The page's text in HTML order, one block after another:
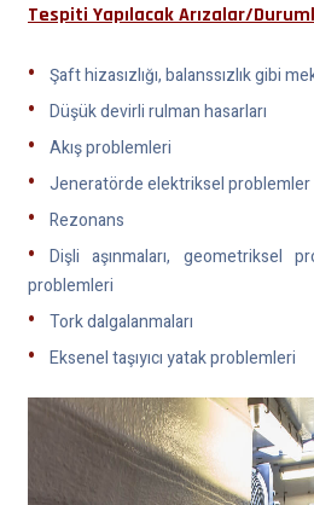
Tespiti Yapılacak Arızalar/
Şaft hizasızlığı, balanssızlık gibi
Düşük devirli rulman hasarları
Akış problemleri
Jeneratörde elektriksel problemler
Rezonans
Dişli aşınmaları, geometriksel
problemleri
Tork dalgalanmaları
Eksenel taşıyıcı yatak problemleri